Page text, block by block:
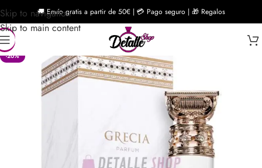
Skip to navigation
Skip to main content
🚚 Envío gratis a partir de 50€ | 💳 Pago seguro | 🎁 Regalos
-20%